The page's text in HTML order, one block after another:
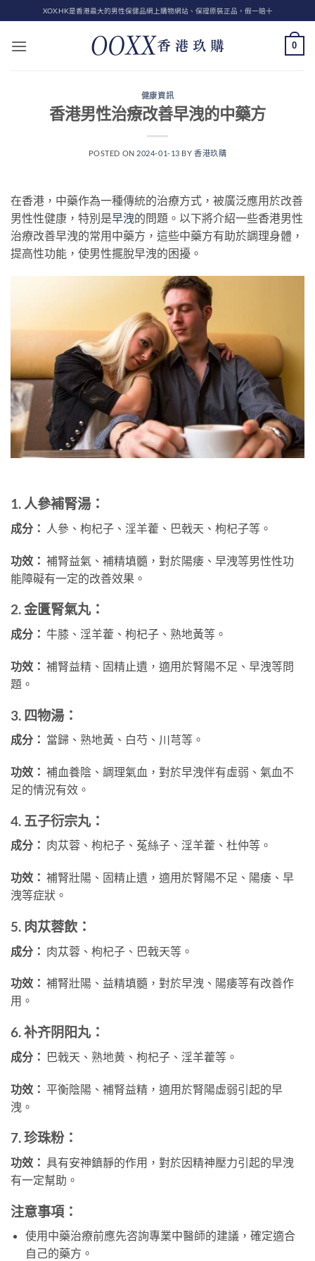
to
content
XOX.HK是香港最大的男性保健品網上購物網站、保證原裝正品，假一賠十
0
健康資訊
香港男性治療改善早洩的中藥方
POSTED ON 2024-01-13 BY香港玖購
在香港，中藥作為一種傳統的治療方式，被廣泛應用於改善
男性性健康，特別是早洩的問題。以下將介紹一些香港男性
治療改善早洩的常用中藥方，這些中藥方有助於調理身體，
提高性功能，使男性擺脫早洩的困擾。
1. 人參補腎湯：
成分： 人參、枸杞子、淫羊藿、巴戟天、枸杞子等。
功效： 補腎益氣、補精填髓，對於陽痿、早洩等男性性功
能障礙有一定的改善效果。
2. 金匱腎氣丸：
成分： 牛膝、淫羊藿、枸杞子、熟地黃等。
功效： 補腎益精、固精止遺，適用於腎陽不足、早洩等問
題。
3. 四物湯：
成分： 當歸、熟地黃、白芍、川芎等。
功效： 補血養陰、調理氣血，對於早洩伴有虛弱、氣血不
足的情況有效。
4. 五子衍宗丸：
成分： 肉苁蓉、枸杞子、菟絲子、淫羊藿、杜仲等。
功效： 補腎壯陽、固精止遺，適用於腎陽不足、陽痿、早
洩等症狀。
5. 肉苁蓉飲：
成分： 肉苁蓉、枸杞子、巴戟天等。
功效： 補腎壯陽、益精填髓，對於早洩、陽痿等有改善作
用。
6. 补齐阴阳丸：
成分： 巴戟天、熟地黄、枸杞子、淫羊藿等。
功效： 平衡陰陽、補腎益精，適用於腎陽虛弱引起的早
洩。
7. 珍珠粉：
功效： 具有安神鎮靜的作用，對於因精神壓力引起的早洩
有一定幫助。
注意事項：
使用中藥治療前應先咨詢專業中醫師的建議，確定適合
自己的藥方。